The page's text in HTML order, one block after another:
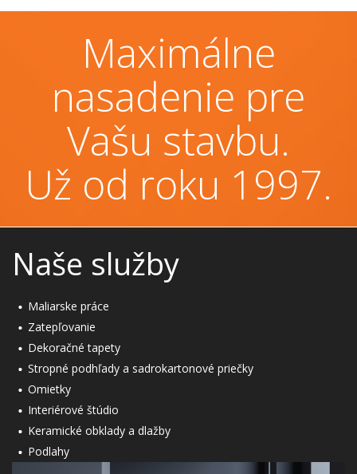
Maximálne
nasadenie pre
Vašu stavbu.
Už od roku 1997.
Naše služby
Maliarske práce
Zatepľovanie
Dekoračné tapety
Stropné podhľady a sadrokartonové priečky
Omietky
Interiérové štúdio
Keramické obklady a dlažby
Podlahy